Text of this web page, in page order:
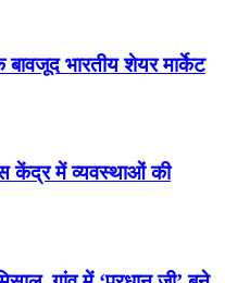
भारतीय शेयर मार्केट
केंद्र में व्यवस्थाओं की